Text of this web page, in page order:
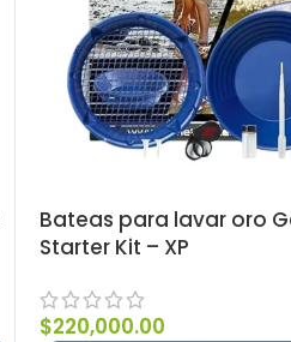
Bateas para lavar oro
Starter Kit – XP
$220,000.00